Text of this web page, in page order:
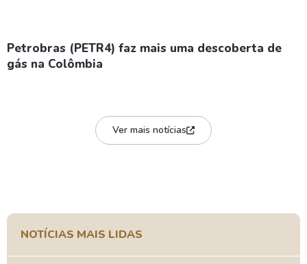
Petrobras (PETR4) faz mais uma descoberta de
gás na Colômbia
Ver mais notícias
NOTÍCIAS MAIS LIDAS